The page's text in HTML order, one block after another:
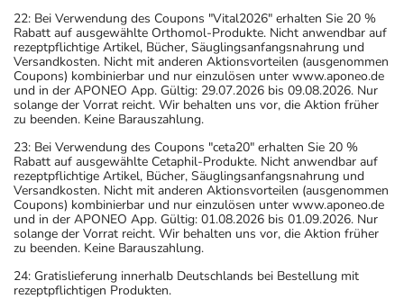
22: Bei Verwendung des Coupons "Vital2026" erhalten Sie 20 %
Rabatt auf ausgewählte Orthomol-Produkte. Nicht anwendbar auf
rezeptpflichtige Artikel, Bücher, Säuglingsanfangsnahrung und
Versandkosten. Nicht mit anderen Aktionsvorteilen (ausgenommen
Coupons) kombinierbar und nur einzulösen unter www.aponeo.de
und in der APONEO App. Gültig: 29.07.2026 bis 09.08.2026. Nur
solange der Vorrat reicht. Wir behalten uns vor, die Aktion früher
zu beenden. Keine Barauszahlung.
23: Bei Verwendung des Coupons "ceta20" erhalten Sie 20 %
Rabatt auf ausgewählte Cetaphil-Produkte. Nicht anwendbar auf
rezeptpflichtige Artikel, Bücher, Säuglingsanfangsnahrung und
Versandkosten. Nicht mit anderen Aktionsvorteilen (ausgenommen
Coupons) kombinierbar und nur einzulösen unter www.aponeo.de
und in der APONEO App. Gültig: 01.08.2026 bis 01.09.2026. Nur
solange der Vorrat reicht. Wir behalten uns vor, die Aktion früher
zu beenden. Keine Barauszahlung.
24: Gratislieferung innerhalb Deutschlands bei Bestellung mit
rezeptpflichtigen Produkten.